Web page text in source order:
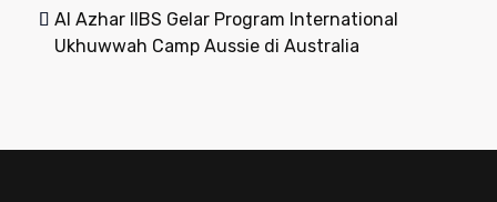
Al Azhar IIBS Gelar Program International
Ukhuwwah Camp Aussie di Australia